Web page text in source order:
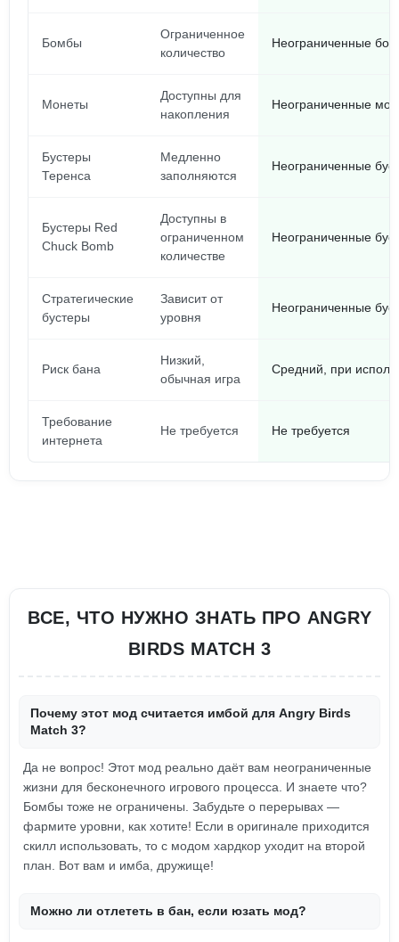
Бомбы
Ограниченное
количество
Неограниченные
Монеты
Доступны для
накопления
Неограниченные
Бустеры
Теренса
Медленно
заполняются
Неограниченные
Бустеры Red
Chuck Bomb
Доступны в
ограниченном
количестве
Неограниченные
Стратегические
бустеры
Зависит от
уровня
Неограниченные
Риск бана
Низкий,
обычная игра
Средний, при
Требование
интернета
Не требуется Не требуется
ВСЕ, ЧТО НУЖНО ЗНАТЬ ПРО ANGRY
BIRDS MATCH 3
Почему этот мод считается имбой для Angry Birds
Match 3?
Да не вопрос! Этот мод реально даёт вам неограниченные
жизни для бесконечного игрового процесса. И знаете что?
Бомбы тоже не ограничены. Забудьте о перерывах —
фармите уровни, как хотите! Если в оригинале приходится
скилл использовать, то с модом хардкор уходит на второй
план. Вот вам и имба, дружище!
Можно ли отлететь в бан, если юзать мод?